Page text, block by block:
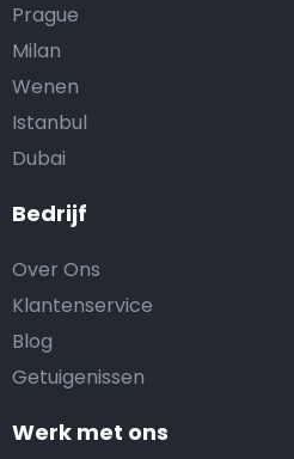
Bedrijf
Over Ons
Klantenservice
Blog
Getuigenissen
Werk met ons
Prague
Milan
Wenen
Istanbul
Dubai